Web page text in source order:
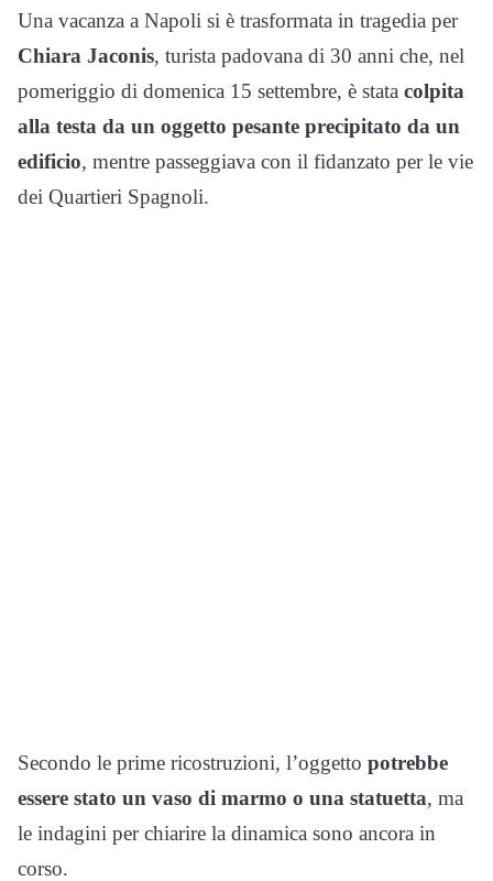
Una vacanza a Napoli si è trasformata in tragedia per
Chiara Jaconis, turista padovana di 30 anni che, nel
pomeriggio di domenica 15 settembre, è stata colpita
alla testa da un oggetto pesante precipitato da un
edificio, mentre passeggiava con il fidanzato per le vie
dei Quartieri Spagnoli.
Secondo le prime ricostruzioni, l’oggetto potrebbe
essere stato un vaso di marmo o una statuetta, ma
le indagini per chiarire la dinamica sono ancora in
corso.